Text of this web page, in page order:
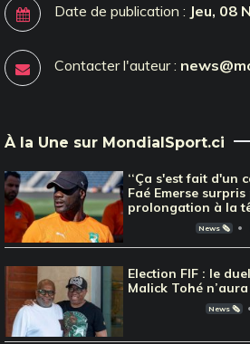
Date de publication : Jeu, 08
Contacter l'auteur :
À la Une sur MondialSport.ci
‘‘Ça s'est fait d'un
Faé Emerse
prolongation à la
News 🗞️
Election FIF : le
Malick Tohé
News 🗞️